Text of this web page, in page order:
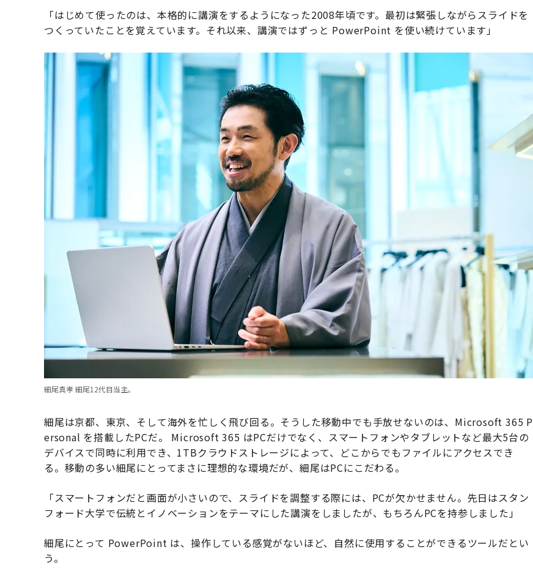
「はじめて使ったのは、本格的に講演をするようになった2008年頃です。最初は緊張しながらスライドを
つくっていたことを覚えています。それ以来、講演ではずっと PowerPoint を使い続けています」
細尾真孝 細尾12代目当主。
細尾は京都、東京、そして海外を忙しく飛び回る。そうした移動中でも手放せないのは、Microsoft 365 P
ersonal を搭載したPCだ。 Microsoft 365 はPCだけでなく、スマートフォンやタブレットなど最大5台の
デバイスで同時に利用でき、1TBクラウドストレージによって、どこからでもファイルにアクセスでき
る。移動の多い細尾にとってまさに理想的な環境だが、細尾はPCにこだわる。
「スマートフォンだと画面が小さいので、スライドを調整する際には、PCが欠かせません。先日はスタン
フォード大学で伝統とイノベーションをテーマにした講演をしましたが、もちろんPCを持参しました」
細尾にとって PowerPoint は、操作している感覚がないほど、自然に使用することができるツールだとい
う。